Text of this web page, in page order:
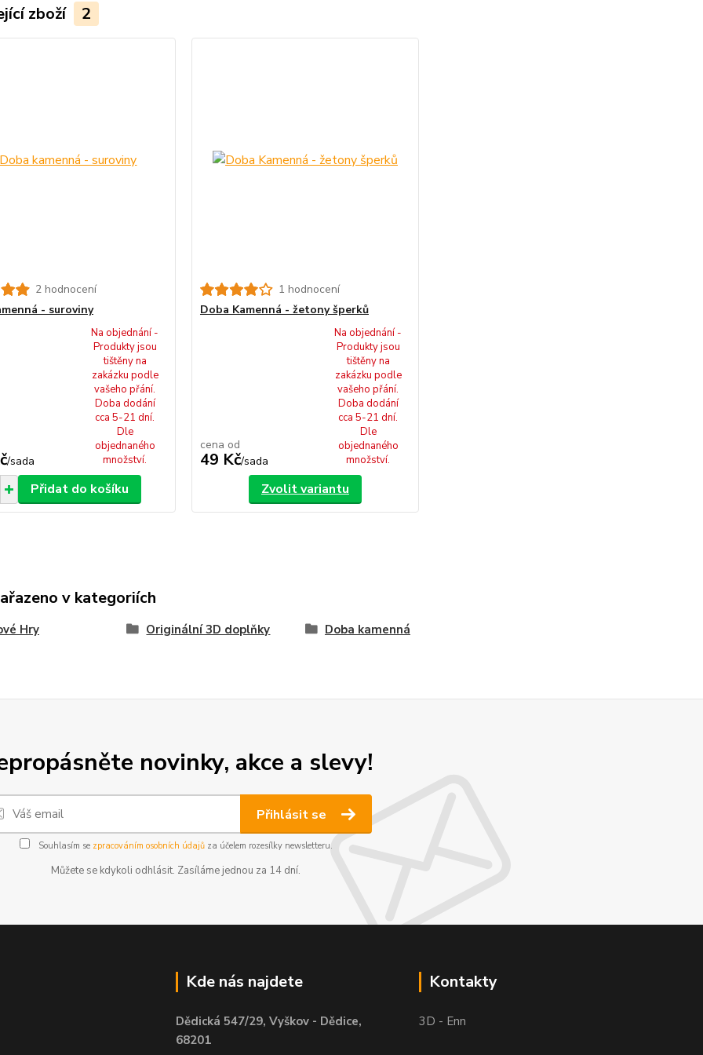
zboží 2
2 hodnocení
- suroviny
/sada
Na objednání -
Produkty jsou
tištěny na
zakázku podle
vašeho přání.
Doba dodání
cca 5-21 dní.
Dle
objednaného
množství.
Přidat do košíku
1 hodnocení
Doba Kamenná - žetony šperků
cena od
49 Kč/sada
Na objednání -
Produkty jsou
tištěny na
zakázku podle
vašeho přání.
Doba dodání
cca 5-21 dní.
Dle
objednaného
množství.
Zvolit variantu
v kategoriích
Hry Originální 3D doplňky Doba kamenná
novinky, akce a slevy!
Přihlásit se
Souhlasím se zpracováním osobních údajůza účelem rozesílky newsletteru.
Můžete se kdykoli odhlásit. Zasíláme jednou za 14 dní.
Kde nás najdete
Dědická 547/29, Vyškov - Dědice,
68201
Kontakty
3D - Enn